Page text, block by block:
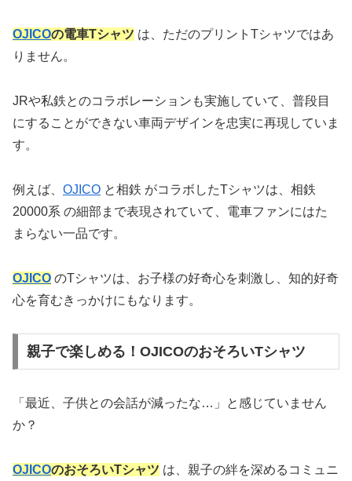
OJICOの電車Tシャツ は、ただのプリントTシャツではあ
りません。
JRや私鉄とのコラボレーションも実施していて、普段目
にすることができない車両デザインを忠実に再現していま
す。
例えば、 OJICO と相鉄 がコラボしたTシャツは、相鉄
20000系 の細部まで表現されていて、電車ファンにはた
まらない一品です。
OJICO のTシャツは、お子様の好奇心を刺激し、知的好奇
心を育むきっかけにもなります。
親子で楽しめる！OJICOのおそろいTシャツ
「最近、子供との会話が減ったな…」と感じていません
か？
OJICOのおそろいTシャツ は、親子の絆を深めるコミュニ